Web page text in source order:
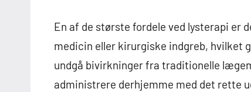
En af de største fordele ved lysterapi er
medicin eller kirurgiske indgreb, hvilket
undgå bivirkninger fra traditionelle
administrere derhjemme med det rette